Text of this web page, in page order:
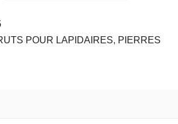
POUR LAPIDAIRES, PIERRES